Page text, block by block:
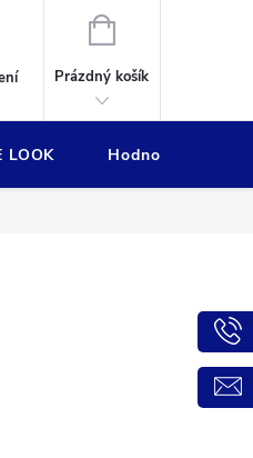
NÁKUPNÍ
Prázdný košík
LOOK Hodnocení